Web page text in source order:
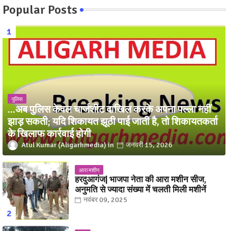
Popular Posts
पुलिस
...अब पुलिस केवल चार्जशीट दाखिल करके अपना पल्ला नहीं
झाड़ सकती; यदि शिकायत झूठी पाई जाती है, तो शिकायतकर्ता
के खिलाफ कार्रवाई होगी
Atul Kumar (Aligarhmedia) जनवरी 15, 2026
आरा मशीन
हरदुआगंज| भाजपा नेता की आरा मशीन सीज,
अनुमति से ज्यादा संख्या में चलती मिली मशीनें
नवंबर 09, 2025